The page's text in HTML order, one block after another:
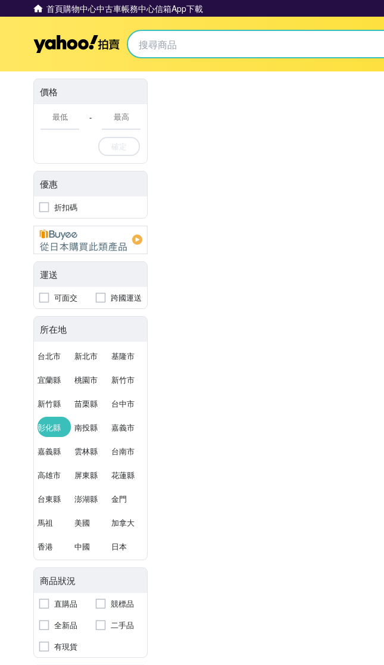
首頁購物中心中古車帳務中心信箱App下載
Yahoo拍賣
價格
-
確定
優惠
折扣碼
運送
可面交 跨國運送
所在地
台北市 新北市 基隆市
宜蘭縣 桃園市 新竹市
新竹縣 苗栗縣 台中市
彰化縣 南投縣 嘉義市
嘉義縣 雲林縣 台南市
高雄市 屏東縣 花蓮縣
台東縣 澎湖縣 金門
馬祖 美國 加拿大
香港 中國 日本
商品狀況
直購品
競標品
全新品
二手品
有現貨